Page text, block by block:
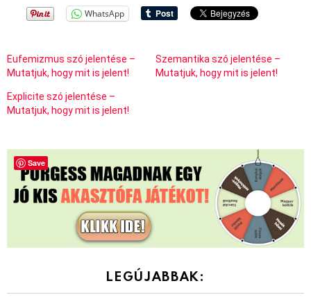
WhatsApp
Eufemizmus szó jelentése –
Mutatjuk, hogy mit is jelent!
Szemantika szó jelentése –
Mutatjuk, hogy mit is jelent!
Explicite szó jelentése –
Mutatjuk, hogy mit is jelent!
LEGÚJABBAK:
Save